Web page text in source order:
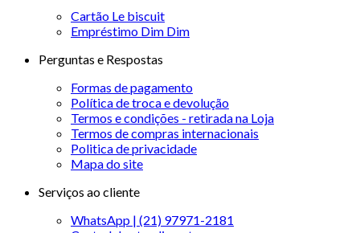
Cartão Le biscuit
Empréstimo Dim Dim
Perguntas e Respostas
Formas de pagamento
Política de troca e devolução
Termos e condições - retirada na Loja
Termos de compras internacionais
Politica de privacidade
Mapa do site
Serviços ao cliente
WhatsApp | (21) 97971-2181